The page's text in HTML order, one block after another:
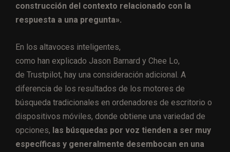
construcción del contexto relacionado con la
respuesta a una pregunta».
En los altavoces inteligentes,
como han explicado Jason Barnard y Chee Lo,
de Trustpilot, hay una consideración adicional. A
diferencia de los resultados de los motores de
búsqueda tradicionales en ordenadores de escritorio o
dispositivos móviles, donde obtiene una variedad de
opciones, las búsquedas por voz tienden a ser muy
específicas y generalmente desembocan en una